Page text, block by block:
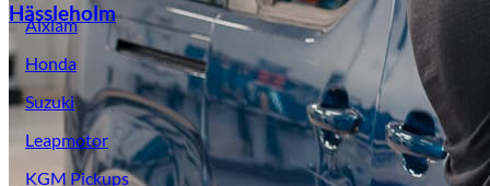
Hässleholm
Aixiam
Honda
Suzuki
Leapmotor
KGM Pickups